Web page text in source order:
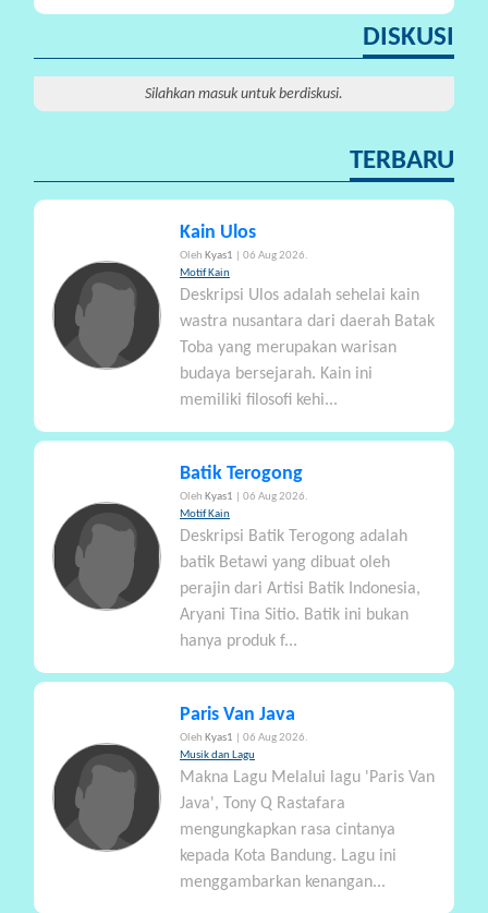
A
DISKUSI
Silahkan masuk untuk berdiskusi.
TERBARU
Kain Ulos
Oleh Kyas1
| 06 Aug 2026.
Motif Kain
Deskripsi Ulos adalah sehelai kain
wastra nusantara dari daerah Batak
Toba yang merupakan warisan
budaya bersejarah. Kain ini
memiliki filosofi kehi...
Batik Terogong
Oleh Kyas1
| 06 Aug 2026.
Motif Kain
Deskripsi Batik Terogong adalah
batik Betawi yang dibuat oleh
perajin dari Artisi Batik Indonesia,
Aryani Tina Sitio. Batik ini bukan
hanya produk f...
Paris Van Java
Oleh Kyas1
| 06 Aug 2026.
Musik dan Lagu
Makna Lagu Melalui lagu 'Paris Van
Java', Tony Q Rastafara
mengungkapkan rasa cintanya
kepada Kota Bandung. Lagu ini
menggambarkan kenangan...